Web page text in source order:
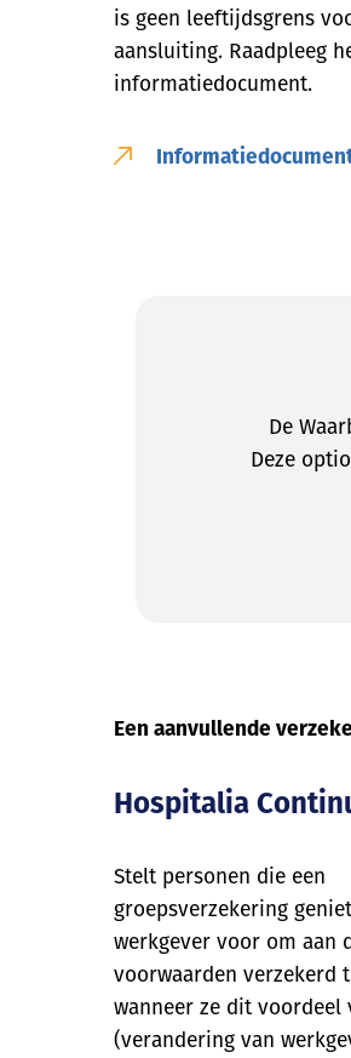
is geen leeftijdsgrens
aansluiting. Raadpleeg
informatiedocument.
De
Deze
Een aanvullende
Hospitalia
Stelt personen die een
groepsverzekering
werkgever voor om aan
voorwaarden verzekerd
wanneer ze dit voordeel
(verandering van